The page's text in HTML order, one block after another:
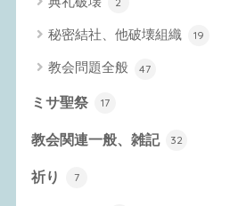
秘密結社、他破壊組織 19
教会問題全般 47
ミサ聖祭 17
教会関連一般、雑記 32
祈り 7